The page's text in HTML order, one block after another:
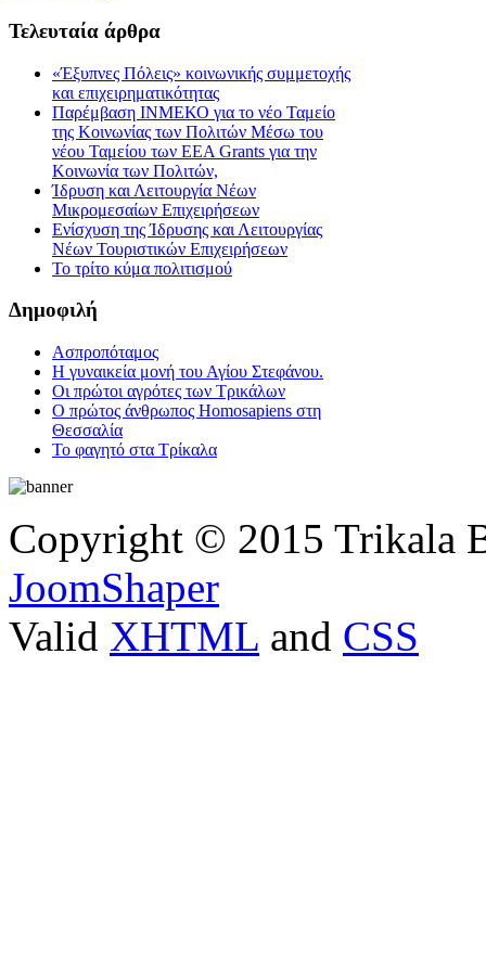
Τελευταία άρθρα
«Έξυπνες Πόλεις» κοινωνικής συμμετοχής
και επιχειρηματικότητας
Παρέμβαση ΙΝΜΕΚΟ για το νέο Ταμείο
της Κοινωνίας των Πολιτών Μέσω του
νέου Ταμείου των ΕΕΑ Grants για την
Κοινωνία των Πολιτών,
Ίδρυση και Λειτουργία Νέων
Μικρομεσαίων Επιχειρήσεων
Ενίσχυση της Ίδρυσης και Λειτουργίας
Νέων Τουριστικών Επιχειρήσεων
Το τρίτο κύμα πολιτισμού
Δημοφιλή
Ασπροπόταμος
Η γυναικεία μονή του Αγίου Στεφάνου.
Οι πρώτοι αγρότες των Τρικάλων
Ο πρώτος άνθρωπος Homosapiens στη
Θεσσαλία
Το φαγητό στα Τρίκαλα
Copyright © 2015 Trikala
JoomShaper
Valid XHTML and CSS